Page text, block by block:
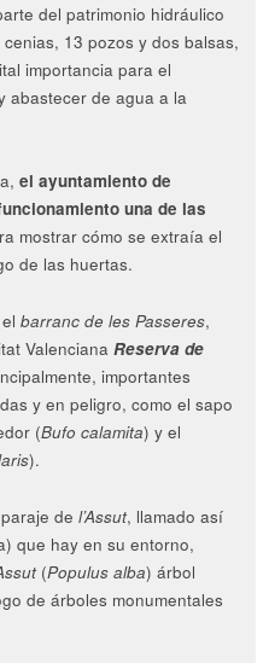
del patrimonio hidráulico
13 pozos y dos balsas,
importancia para el
abastecer de agua a la
el ayuntamiento de
una de las
mostrar cómo se extraía el
de las huertas.
elbarranc de les Passeres,
ValencianaReserva de
importantes
y en peligro, como el sapo
(Bufo calamita) y el
).
paraje del’Assut, llamado así
que hay en su entorno,
(Populus alba) árbol
de árboles monumentales